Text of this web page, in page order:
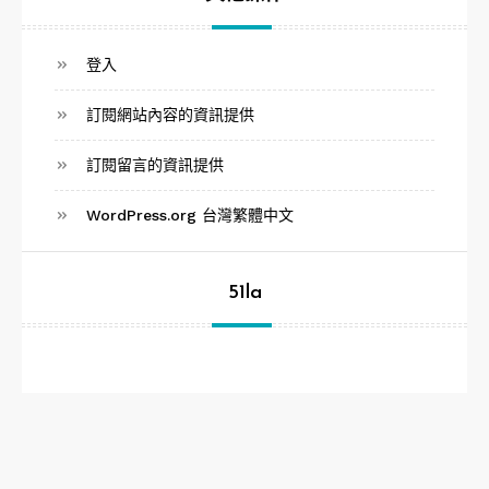
登入
訂閱網站內容的資訊提供
訂閱留言的資訊提供
WordPress.org 台灣繁體中文
51la